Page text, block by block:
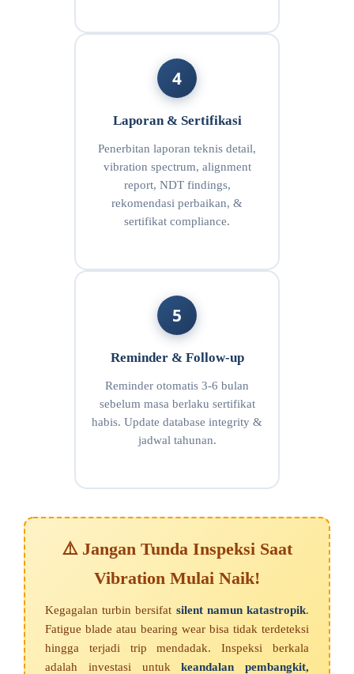
4
Laporan & Sertifikasi
Penerbitan laporan teknis detail,
vibration spectrum, alignment
report, NDT findings,
rekomendasi perbaikan, &
sertifikat compliance.
5
Reminder & Follow-up
Reminder otomatis 3-6 bulan
sebelum masa berlaku sertifikat
habis. Update database integrity &
jadwal tahunan.
⚠️ Jangan Tunda Inspeksi Saat
Vibration Mulai Naik!
Kegagalan turbin bersifat silent namun katastropik.
Fatigue blade atau bearing wear bisa tidak terdeteksi
hingga terjadi trip mendadak. Inspeksi berkala
adalah investasi untukkeandalan pembangkit,